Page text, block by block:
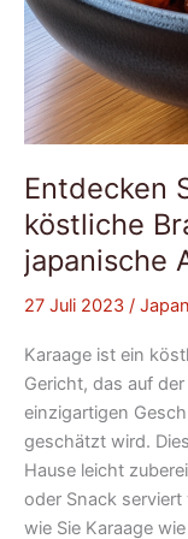
Entdecken
köstliche
japanische
27 Juli 2023 /
Karaage ist ein
Gericht, das auf
einzigartigen
geschätzt wird.
Hause leicht
oder Snack serviert
wie Sie Karaage